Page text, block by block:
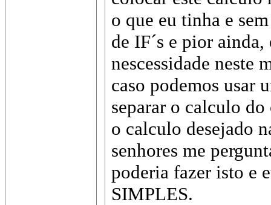
o que eu tinha e
de IF´s e pior
nescessidade neste
caso podemos usar
separar o calculo
o calculo desejado
senhores me
poderia fazer isto e
SIMPLES.